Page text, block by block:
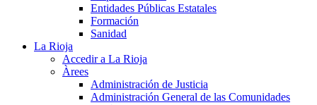
Entidades Públicas Estatales
Formación
Sanidad
La Rioja
Accedir a La Rioja
Àrees
Administración de Justicia
Administración General de las Comunidades